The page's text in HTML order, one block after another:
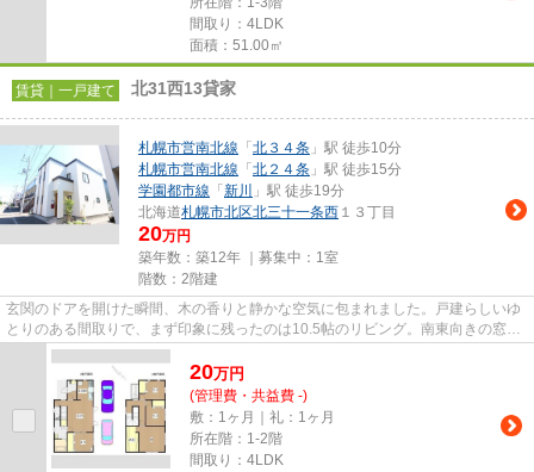
間取り：4LDK
面積：51.00㎡
賃貸｜一戸建て 北31西13貸家
札幌市営南北線 「 北３４条 」駅 徒歩10分
札幌市営南北線 「 北２４条 」駅 徒歩15分
学園都市線 「 新川
」駅 徒歩19分
北海道札幌市北区北三十一条西 １３丁目
20万円
築年数：築12年 ｜募集中： 1室
階数：2階建
玄関のドアを開けた瞬間、木の香りと静かな空気に包まれました。戸建らしいゆ
とりのある間取りで、まず印象に残ったのは10.5帖のリビング。南東向きの窓か
ら朝の光がしっかりと入り、...
20万円
(管理費・共益費 -)
敷：1ヶ月｜礼：1ヶ月
所在階：1-2階
間取り：4LDK